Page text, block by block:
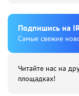
Подпишиcь на
Cамые свежие
Читайте нас на
площадках!